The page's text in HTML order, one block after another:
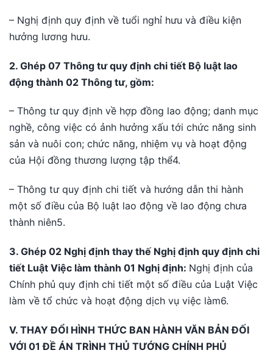
– Nghị định quy định về tuổi nghỉ hưu và điều kiện
hưởng lương hưu.
2. Ghép 07 Thông tư quy định chi tiết Bộ luật lao
động thành 02 Thông tư, gồm:
– Thông tư quy định về hợp đồng lao động; danh mục
nghề, công việc có ảnh hưởng xấu tới chức năng sinh
sản và nuôi con; chức năng, nhiệm vụ và hoạt động
của Hội đồng thương lượng tập thể4.
– Thông tư quy định chi tiết và hướng dẫn thi hành
một số điều của Bộ luật lao động về lao động chưa
thành niên5.
3. Ghép 02 Nghị định thay thế Nghị định quy định chi
tiết Luật Việc làm thành 01 Nghị định: Nghị định của
Chính phủ quy định chi tiết một số điều của Luật Việc
làm về tổ chức và hoạt động dịch vụ việc làm6.
V. THAY ĐỔI HÌNH THỨC BAN HÀNH VĂN BẢN ĐỐI
VỚI 01 ĐỀ ÁN TRÌNH THỦ TƯỚNG CHÍNH PHỦ